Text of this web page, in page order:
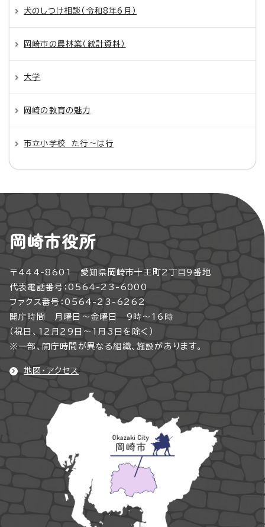
犬のしつけ相談（令和8年6月）
岡崎市の農林業（統計資料）
大学
岡崎の教育の魅力
市立小学校 た行～は行
岡崎市役所
〒444-8601 愛知県岡崎市十王町2丁目9番地
代表電話番号：0564-23-6000
ファクス番号：0564-23-6262
開庁時間 月曜日～金曜日 9時～16時
（祝日、12月29日～1月3日を除く）
※一部、開庁時間が異なる組織、施設があります。
地図・アクセス